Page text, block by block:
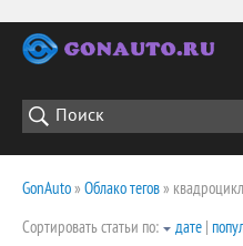
GonAuto» Облако тегов» квадроцикл
Сортировать статьи по:
дате |